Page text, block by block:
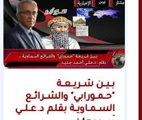
بـيـن شـريـعـة
"حـمـورابي" والشـرائـع
السـمـاويـة بقلم د.عـلـي